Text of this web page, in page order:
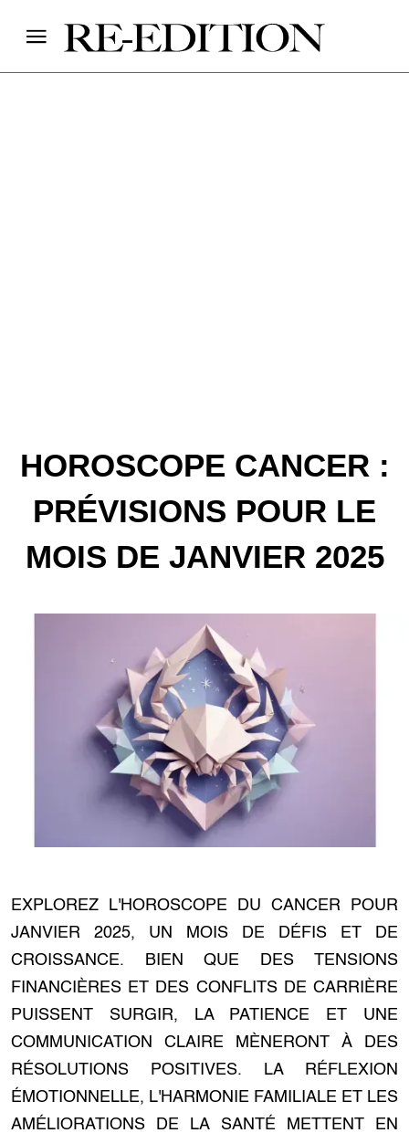
HOROSCOPE CANCER :
PRÉVISIONS POUR LE
MOIS DE JANVIER 2025
EXPLOREZ L'HOROSCOPE DU CANCER POUR
JANVIER 2025, UN MOIS DE DÉFIS ET DE
CROISSANCE. BIEN QUE DES TENSIONS
FINANCIÈRES ET DES CONFLITS DE CARRIÈRE
PUISSENT SURGIR, LA PATIENCE ET UNE
COMMUNICATION CLAIRE MÈNERONT À DES
RÉSOLUTIONS POSITIVES. LA RÉFLEXION
ÉMOTIONNELLE, L'HARMONIE FAMILIALE ET LES
AMÉLIORATIONS DE LA SANTÉ METTENT EN